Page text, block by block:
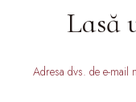
Lasă
Adresa dvs. de e-mail